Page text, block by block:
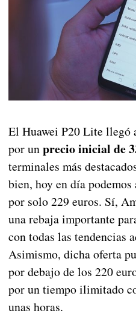
El Huawei P20 Lite llegó
por unprecio inicial de
terminales más
bien, hoy en día
por solo 229 euros. Sí,
una rebaja importante
con todas las tendencias
Asimismo, dicha oferta
por debajo de los 220
por un tiempo ilimitado
unas horas.